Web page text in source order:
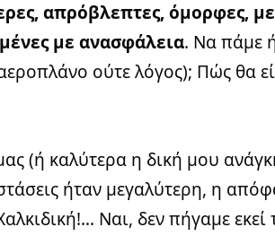
απρόβλεπτες, όμορφες,
με ανασφάλεια. Να πάμε
ούτε λόγος); Πώς θα
(ή καλύτερα η δική μου
ήταν μεγαλύτερη, η
Ναι, δεν πήγαμε εκεί